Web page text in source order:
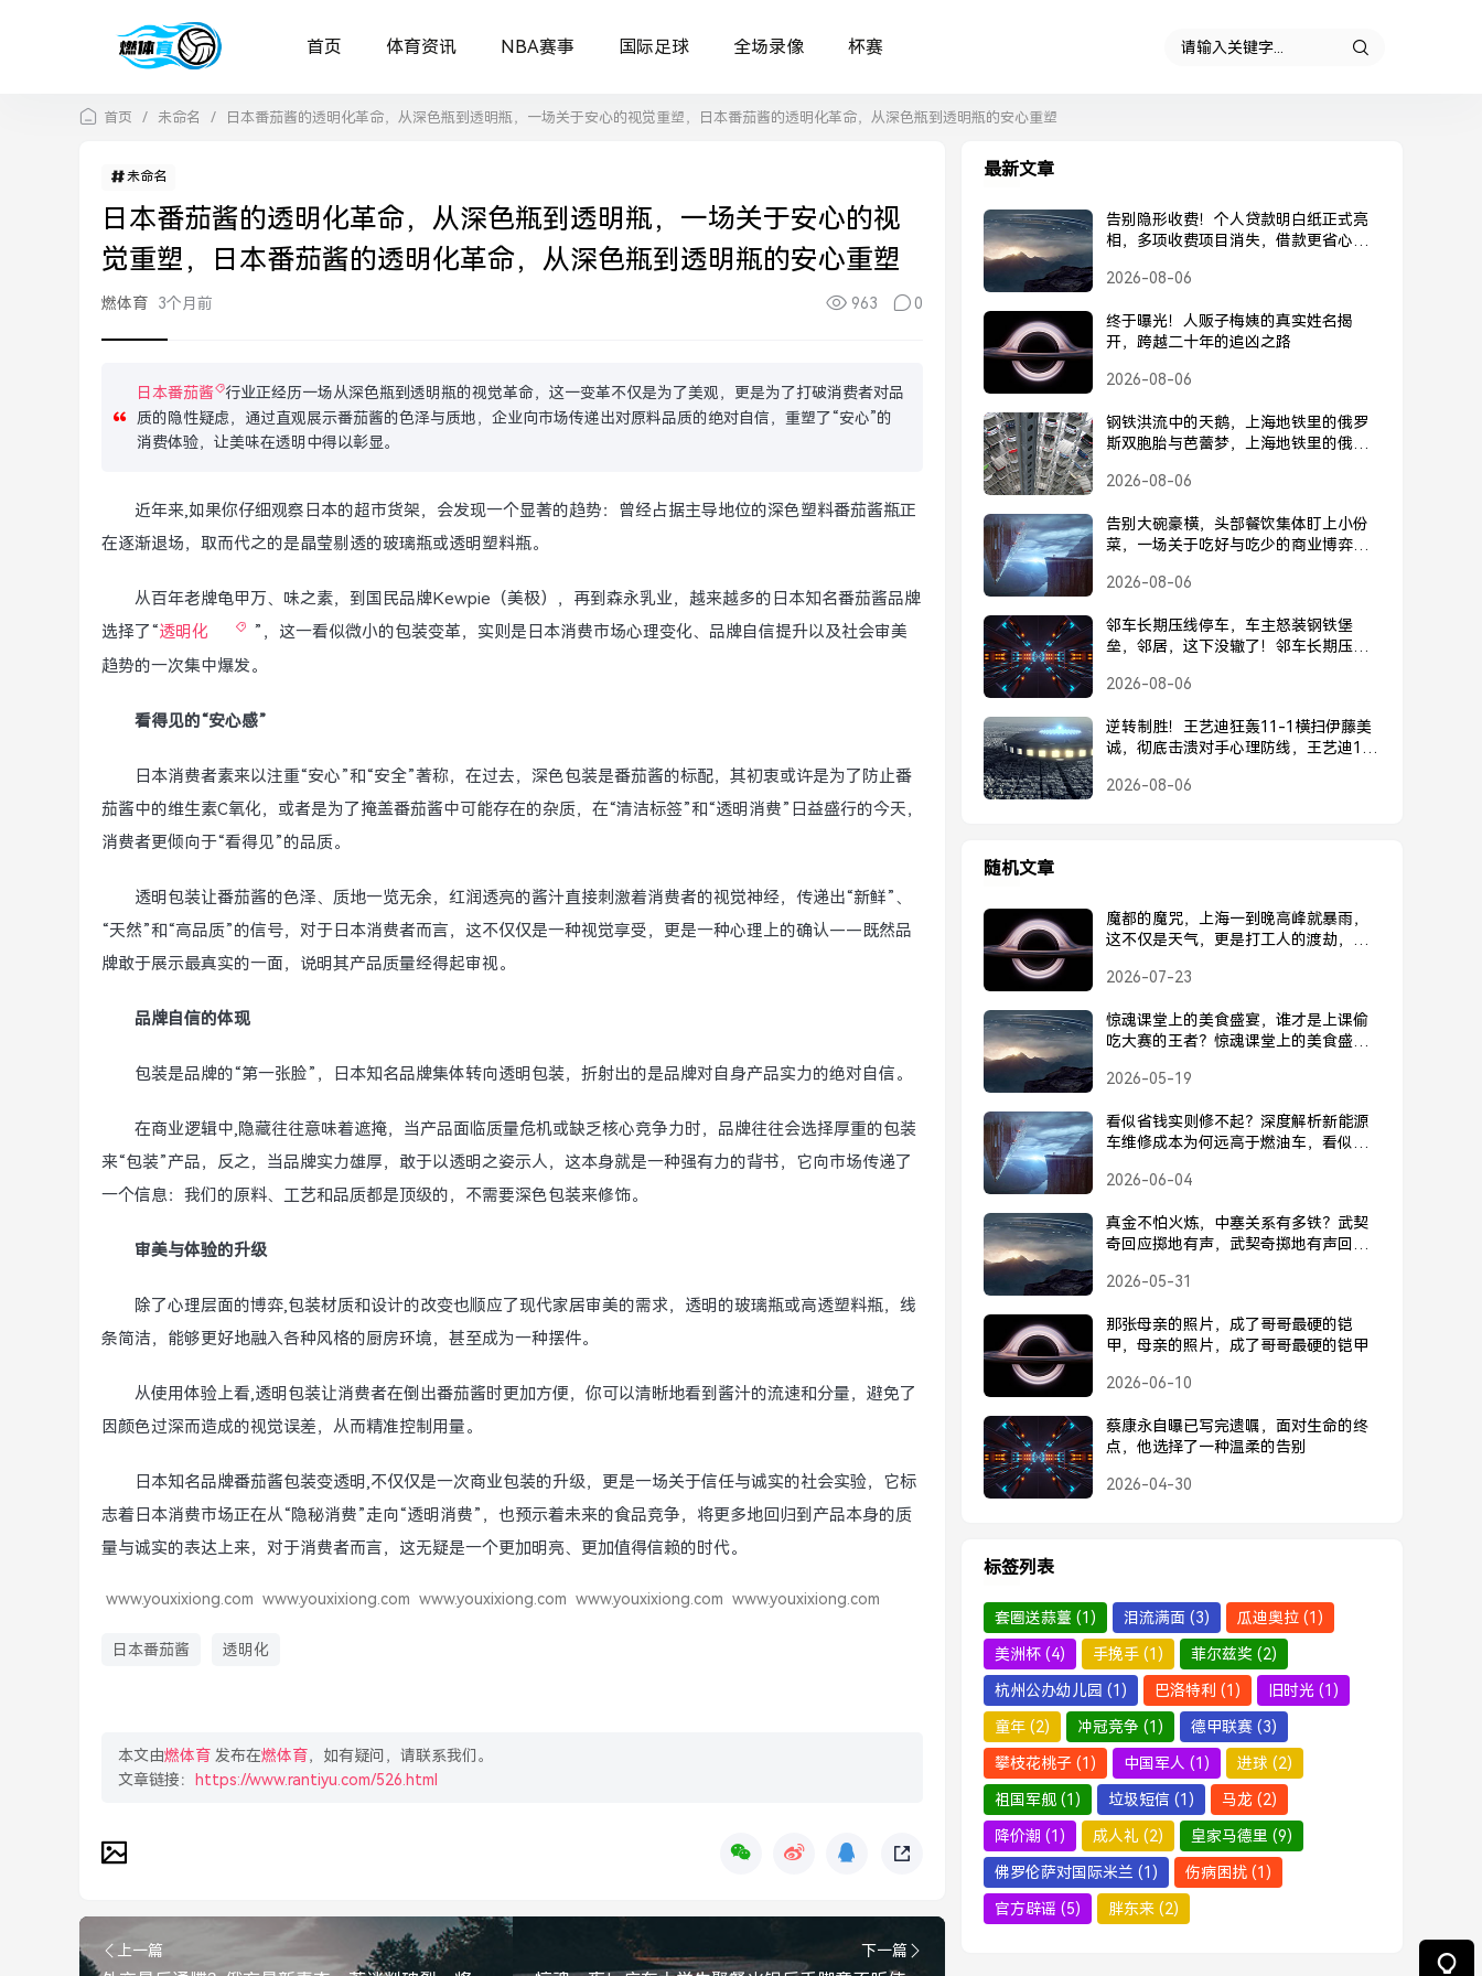
首页 体育资讯 NBA赛事 国际足球 全场录像 杯赛
首页 / 未命名 / 日本番茄酱的透明化革命，从深色瓶到透明瓶，一场关于安心的视觉重塑，日本番茄酱的透明化革命，从深色瓶到透明瓶的安心重塑
未命名
日本番茄酱的透明化革命，从深色瓶到透明瓶，一场关于安心的视
觉重塑，日本番茄酱的透明化革命，从深色瓶到透明瓶的安心重塑
燃体育 3个月前 963 0
日本番茄酱
行业正经历一场从深色瓶到透明瓶的视觉革命，这一变革不仅是为了美观，更是为了打破消费者对品
质的隐性疑虑，通过直观展示番茄酱的色泽与质地，企业向市场传递出对原料品质的绝对自信，重塑了“安心”的
消费体验，让美味在透明中得以彰显。
近年来,如果你仔细观察日本的超市货架，会发现一个显著的趋势：曾经占据主导地位的深色塑料番茄酱瓶正
在逐渐退场，取而代之的是晶莹剔透的玻璃瓶或透明塑料瓶。
从百年老牌龟甲万、味之素，到国民品牌Kewpie（美极），再到森永乳业，越来越多的日本知名番茄酱品牌
选择了“透明化
”，这一看似微小的包装变革，实则是日本消费市场心理变化、品牌自信提升以及社会审美
趋势的一次集中爆发。
看得见的“安心感”
日本消费者素来以注重“安心”和“安全”著称，在过去，深色包装是番茄酱的标配，其初衷或许是为了防止番
茄酱中的维生素C氧化，或者是为了掩盖番茄酱中可能存在的杂质，在“清洁标签”和“透明消费”日益盛行的今天，
消费者更倾向于“看得见”的品质。
透明包装让番茄酱的色泽、质地一览无余，红润透亮的酱汁直接刺激着消费者的视觉神经，传递出“新鲜”、
“天然”和“高品质”的信号，对于日本消费者而言，这不仅仅是一种视觉享受，更是一种心理上的确认——既然品
牌敢于展示最真实的一面，说明其产品质量经得起审视。
品牌自信的体现
包装是品牌的“第一张脸”，日本知名品牌集体转向透明包装，折射出的是品牌对自身产品实力的绝对自信。
在商业逻辑中,隐藏往往意味着遮掩，当产品面临质量危机或缺乏核心竞争力时，品牌往往会选择厚重的包装
来“包装”产品，反之，当品牌实力雄厚，敢于以透明之姿示人，这本身就是一种强有力的背书，它向市场传递了
一个信息：我们的原料、工艺和品质都是顶级的，不需要深色包装来修饰。
审美与体验的升级
除了心理层面的博弈,包装材质和设计的改变也顺应了现代家居审美的需求，透明的玻璃瓶或高透塑料瓶，线
条简洁，能够更好地融入各种风格的厨房环境，甚至成为一种摆件。
从使用体验上看,透明包装让消费者在倒出番茄酱时更加方便，你可以清晰地看到酱汁的流速和分量，避免了
因颜色过深而造成的视觉误差，从而精准控制用量。
日本知名品牌番茄酱包装变透明,不仅仅是一次商业包装的升级，更是一场关于信任与诚实的社会实验，它标
志着日本消费市场正在从“隐秘消费”走向“透明消费”，也预示着未来的食品竞争，将更多地回归到产品本身的质
量与诚实的表达上来，对于消费者而言，这无疑是一个更加明亮、更加值得信赖的时代。
www.youxixiong.com www.youxixiong.com www.youxixiong.com www.youxixiong.com www.youxixiong.com
日本番茄酱 透明化
本文由燃体育 发布在燃体育，如有疑问，请联系我们。
文章链接：
https://www.rantiyu.com/526.html
上一篇 下一篇
最新文章
告别隐形收费！个人贷款明白纸正式亮
相，多项收费项目消失，借款更省心，
费
2026-08-06
终于曝光！人贩子梅姨的真实姓名揭
开，跨越二十年的追凶之路
2026-08-06
钢铁洪流中的天鹅，上海地铁里的俄罗
斯双胞胎与芭蕾梦，上海地铁里的俄罗
2026-08-06
告别大碗豪横，头部餐饮集体盯上小份
菜，一场关于吃好与吃少的商业博弈，
横的商业博弈
2026-08-06
邻车长期压线停车，车主怒装钢铁堡
垒，邻居，这下没辙了！邻车长期压
没辙了！
2026-08-06
逆转制胜！王艺迪狂轰11-1横扫伊藤美
诚，彻底击溃对手心理防线，王艺迪11-
2026-08-06
随机文章
魔都的魔咒，上海一到晚高峰就暴雨，
这不仅是天气，更是打工人的渡劫，魔
劫
2026-07-23
惊魂课堂上的美食盛宴，谁才是上课偷
吃大赛的王者？惊魂课堂上的美食盛
2026-05-19
看似省钱实则修不起？深度解析新能源
车维修成本为何远高于燃油车，看似省
本为何远高于燃油车
2026-06-04
真金不怕火炼，中塞关系有多铁？武契
奇回应掷地有声，武契奇掷地有声回
2026-05-31
那张母亲的照片，成了哥哥最硬的铠
甲，母亲的照片，成了哥哥最硬的铠甲
2026-06-10
蔡康永自曝已写完遗嘱，面对生命的终
点，他选择了一种温柔的告别
2026-04-30
标签列表
套圈送蒜薹 (1) 泪流满面 (3) 瓜迪奥拉 (1)
美洲杯 (4) 手挽手 (1) 菲尔兹奖 (2)
杭州公办幼儿园 (1) 巴洛特利 (1) 旧时光 (1)
童年 (2) 冲冠竞争 (1) 德甲联赛 (3)
攀枝花桃子 (1) 中国军人 (1) 进球 (2)
祖国军舰 (1) 垃圾短信 (1) 马龙 (2)
降价潮 (1) 成人礼 (2) 皇家马德里 (9)
佛罗伦萨对国际米兰 (1) 伤病困扰 (1)
官方辟谣 (5) 胖东来 (2)